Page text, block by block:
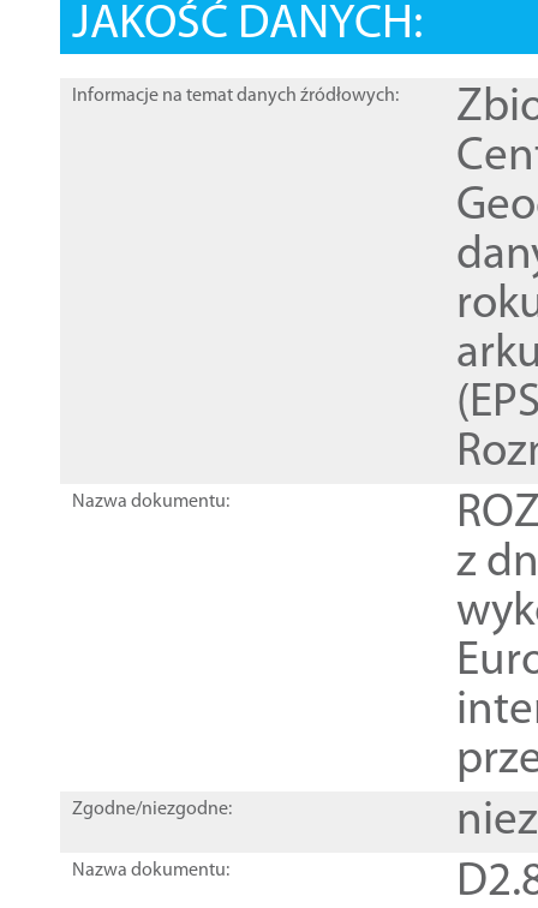
JAKOŚĆ DANYCH:
Informacje na temat danych źródłowych:
Nazwa dokumentu:
z
Zgodne/niezgodne:
Nazwa dokumentu: